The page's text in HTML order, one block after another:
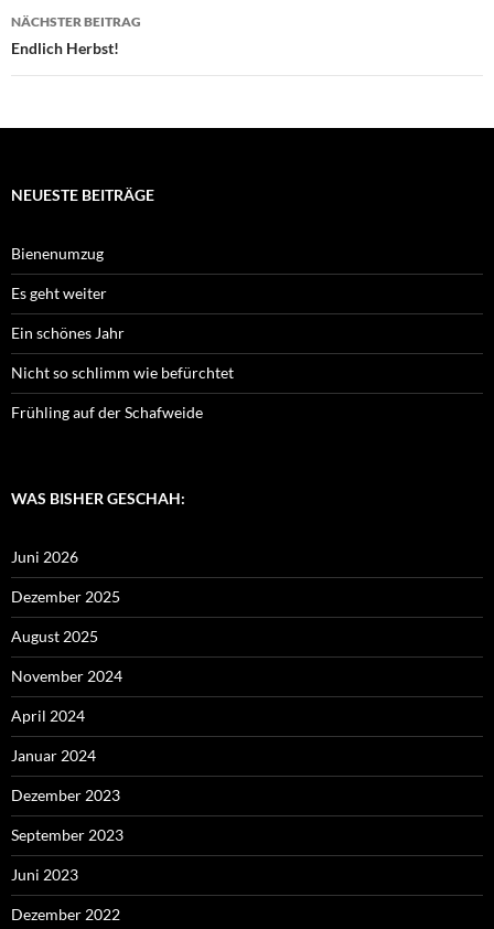
NÄCHSTER BEITRAG
Endlich Herbst!
NEUESTE BEITRÄGE
Bienenumzug
Es geht weiter
Ein schönes Jahr
Nicht so schlimm wie befürchtet
Frühling auf der Schafweide
WAS BISHER GESCHAH:
Juni 2026
Dezember 2025
August 2025
November 2024
April 2024
Januar 2024
Dezember 2023
September 2023
Juni 2023
Dezember 2022